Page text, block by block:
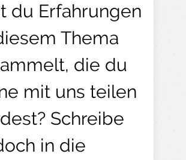
du Erfahrungen
Thema
die du
mit uns teilen
Schreibe
in die